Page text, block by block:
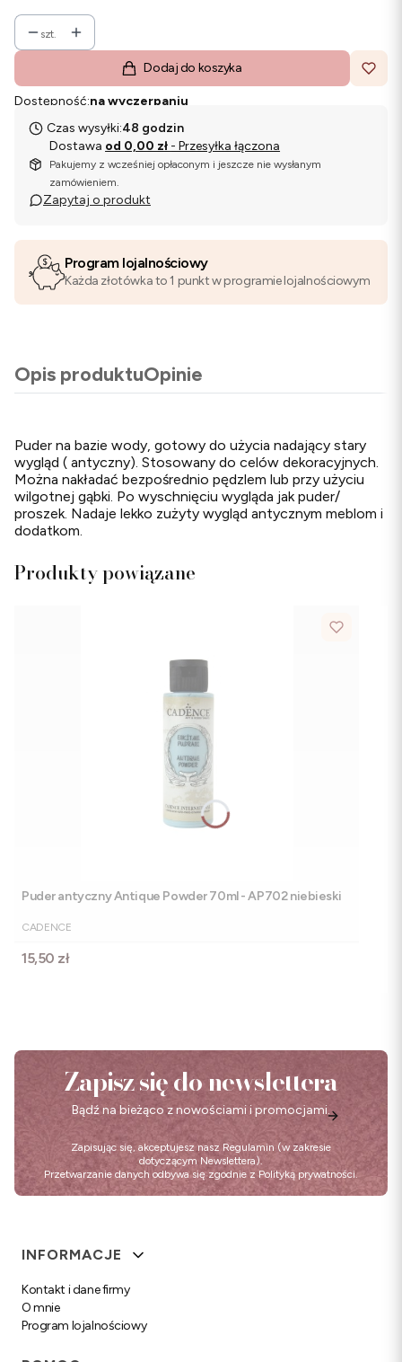
szt.
Dodaj do koszyka
Dostępność:na wyczerpaniu
Czas wysyłki:48 godzin
Dostawa od 0,00 zł - Przesyłka łączona
Pakujemy z wcześniej opłaconym i jeszcze nie wysłanym
zamówieniem.
Zapytaj o produkt
Program lojalnościowy
Każda złotówka to 1 punkt w programie lojalnościowym
Opis produktuOpinie
Puder na bazie wody, gotowy do użycia nadający stary
wygląd ( antyczny). Stosowany do celów dekoracyjnych.
Można nakładać bezpośrednio pędzlem lub przy użyciu
wilgotnej gąbki. Po wyschnięciu wygląda jak puder/
proszek. Nadaje lekko zużyty wygląd antycznym meblom i
dodatkom.
Produkty powiązane
Puder antyczny Antique Powder 70ml - AP702 niebieski
PRODUCENT
CADENCE
Cena
15,50 zł
Zapisz się do newslettera
Bądź na bieżąco z nowościami i promocjami.
Zapisując się, akceptujesz nasz Regulamin (w zakresie
dotyczącym Newslettera).
Przetwarzanie danych odbywa się zgodnie z Polityką prywatności.
Linki w stopce
INFORMACJE
Kontakt i dane firmy
O mnie
Program lojalnościowy